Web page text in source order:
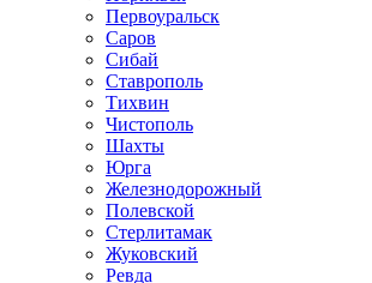
Первоуральск
Саров
Сибай
Ставрополь
Тихвин
Чистополь
Шахты
Юрга
Железнодорожный
Полевской
Стерлитамак
Жуковский
Ревда